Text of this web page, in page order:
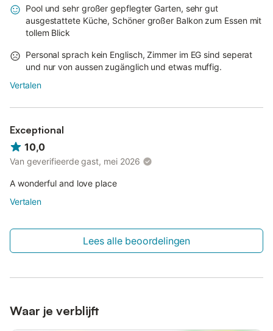
Pool und sehr großer gepflegter Garten, sehr gut
ausgestattete Küche, Schöner großer Balkon zum Essen mit
tollem Blick
Personal sprach kein Englisch, Zimmer im EG sind seperat
und nur von aussen zugänglich und etwas muffig.
Vertalen
Exceptional
10,0
Van geverifieerde gast, mei 2026
A wonderful and love place
Vertalen
Lees alle beoordelingen
Waar je verblijft